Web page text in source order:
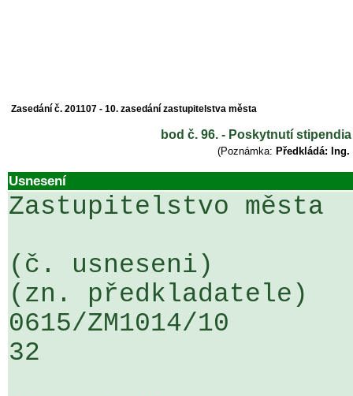
Zasedání č. 201107 - 10. zasedání zastupitelstva města
bod č. 96. - Poskytnutí
(Poznámka: Předkládá:
Usnesení
Zastupitelstvo města
(č. usneseni)
(zn. předkladatele)
0615/ZM1014/10
32